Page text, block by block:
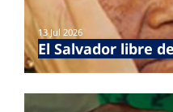
13 Jul 2026
El Salvador libre